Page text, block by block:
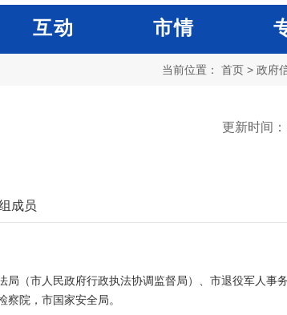
互动 市情
当前位置： 首页 > 政府
更新时间：
成员
局（市人民政府行政执法协调监督局）、市退役军人事
察院，市国家安全局。